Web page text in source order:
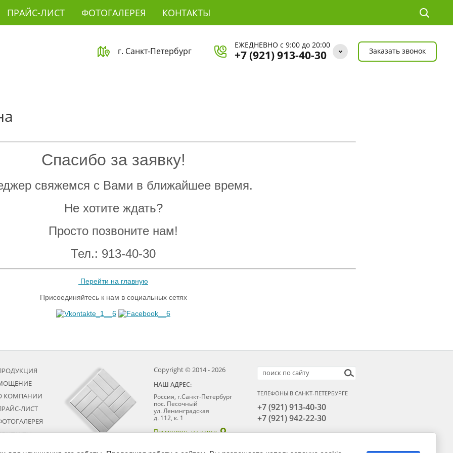
ПРАЙС-ЛИСТ ФОТОГАЛЕРЕЯ КОНТАКТЫ
г. Санкт-Петербург
ЕЖЕДНЕВНО с 9:00 до 20:00
+7 (921) 913-40-30 Заказать звонок
Спасибо за заявку!
свяжемся с Вами в ближайшее время.
Не хотите ждать?
Просто позвоните нам!
Тел.: 913-40-30
Перейти на главную
Присоединяйтесь к нам в социальных сетях
КОМПАНИИ
ЛИСТ
Copyright © 2014 - 2026
НАШ АДРЕС:
Россия, г.Санкт-Петербург
пос. Песочный
ул. Ленинградская
д. 112, к. 1
Посмотреть на карте
ТЕЛЕФОНЫ В САНКТ-ПЕТЕРБУРГЕ
+7 (921) 913-40-30
+7 (921) 942-22-30
Для писем: